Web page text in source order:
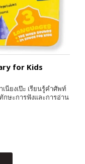
for Kids
นียงเป๊ะ เรียนรู้คำศัพท์
กษะการฟังและการอ่าน